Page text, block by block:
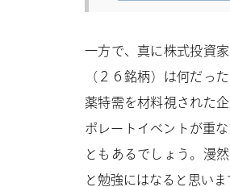
一方で、真に株式投資
（２６銘柄）は何だっ
薬特需を材料視された
ポレートイベントが重
ともあるでしょう。漫
と勉強にはなると思いま